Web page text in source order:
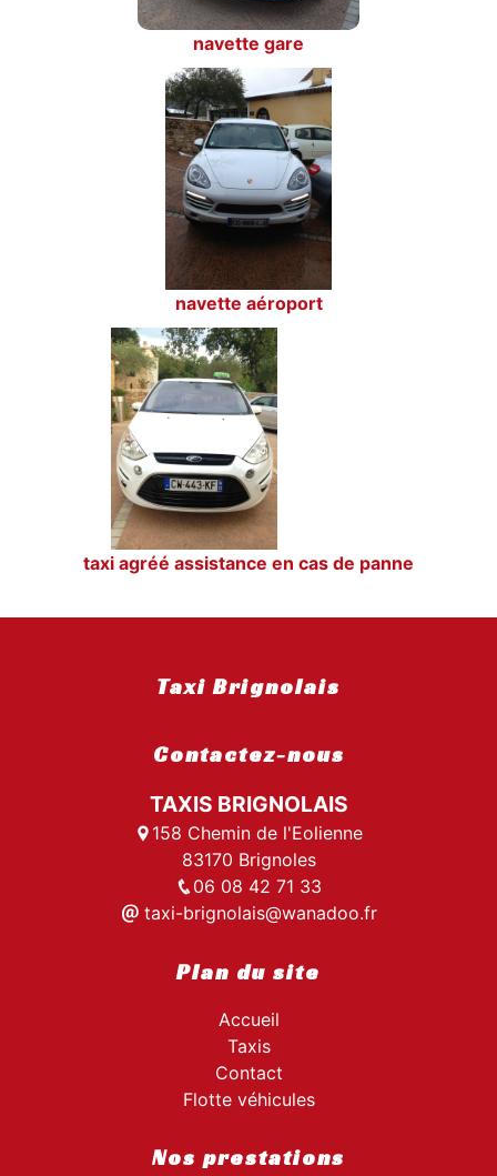
navette gare
navette aéroport
taxi agréé assistance en cas de panne
Taxi Brignolais
Contactez-nous
TAXIS BRIGNOLAIS
158 Chemin de l'Eolienne
83170 Brignoles
06 08 42 71 33
taxi-brignolais@wanadoo.fr
Plan du site
Accueil
Taxis
Contact
Flotte véhicules
Nos prestations